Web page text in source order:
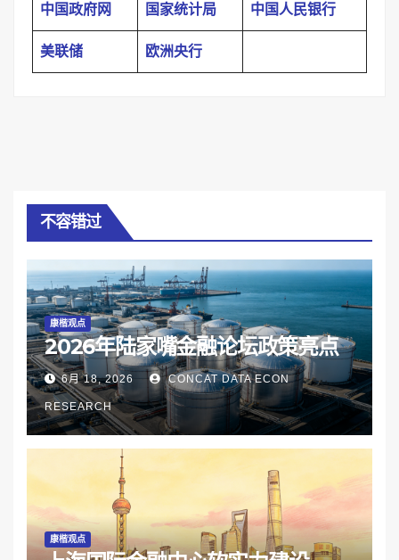
中国政府网 国家统计局 中国人民银行
美联储 欧洲央行
不容错过
康楷观点
2026年陆家嘴金融论坛政策亮点
6月 18, 2026 CONCAT DATA ECON
RESEARCH
康楷观点